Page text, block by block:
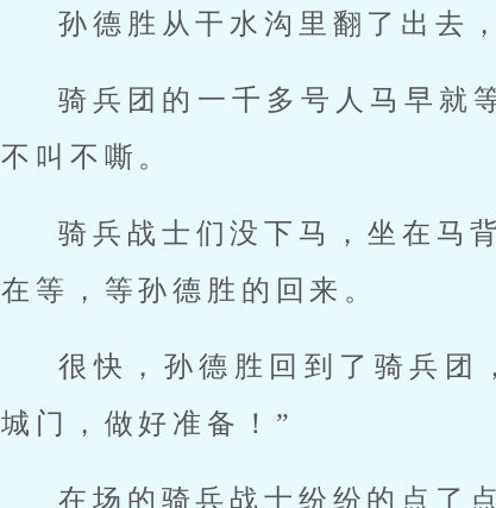
孙德胜从干水沟里翻了出去
骑兵团的一千多号人马早就
不叫不嘶。
骑兵战士们没下马，坐在马
在等，等孙德胜的回来。
很快，孙德胜回到了骑兵团
城门，做好准备！”
在场的骑兵战士纷纷的点了